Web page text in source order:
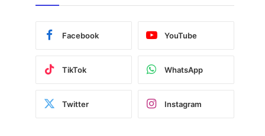
Facebook YouTube
TikTok WhatsApp
Twitter Instagram